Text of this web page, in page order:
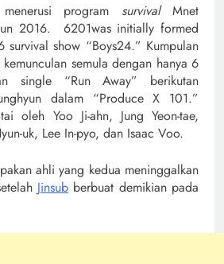
program survivalMnet
2016. 6201was initially formed
survival show “Boys24.” Kumpulan
semula dengan hanya 6
single “Run Away” berikutan
dalam “Produce X 101.”
oleh Yoo Ji-ahn, Jung Yeon-tae,
uk, Lee In-pyo, dan Isaac Voo.
ahli yang kedua meninggalkan
Jinsub berbuat demikian pada